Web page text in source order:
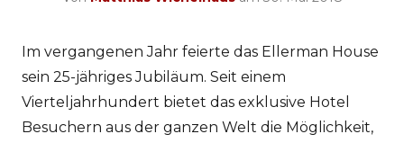
Im vergangenen Jahr feierte das Ellerman House
sein 25-jähriges Jubiläum. Seit einem
Vierteljahrhundert bietet das exklusive Hotel
Besuchern aus der ganzen Welt die Möglichkeit,